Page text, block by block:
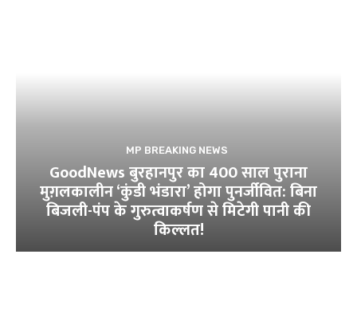
MP BREAKING NEWS
GoodNews बुरहानपुर का 400 साल पुराना
मुग़लकालीन ‘कुंडी भंडारा’ होगा पुनर्जीवित: बिना
बिजली-पंप के गुरुत्वाकर्षण से मिटेगी पानी की
किल्लत!